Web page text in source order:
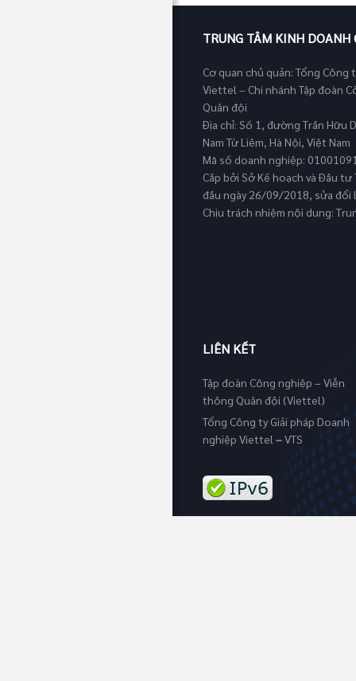
TRUNG TÂM KINH DOANH
Cơ quan chủ quản: Tổng Công
Viettel – Chi nhánh Tập đoàn
Quân đội
Địa chỉ: Số 1, đường Trần Hữu
Nam Từ Liêm, Hà Nội, Việt Nam
Mã số doanh nghiệp:
Cấp bởi Sở Kế hoạch và Đầu
đầu ngày 26/09/2018, sửa
Chịu trách nhiệm nội dung:
LIÊN KẾT
Tập đoàn Công nghiệp – Viễn
thông Quân đội (Viettel)
Tổng Công ty Giải pháp Doanh
nghiệp Viettel –VTS